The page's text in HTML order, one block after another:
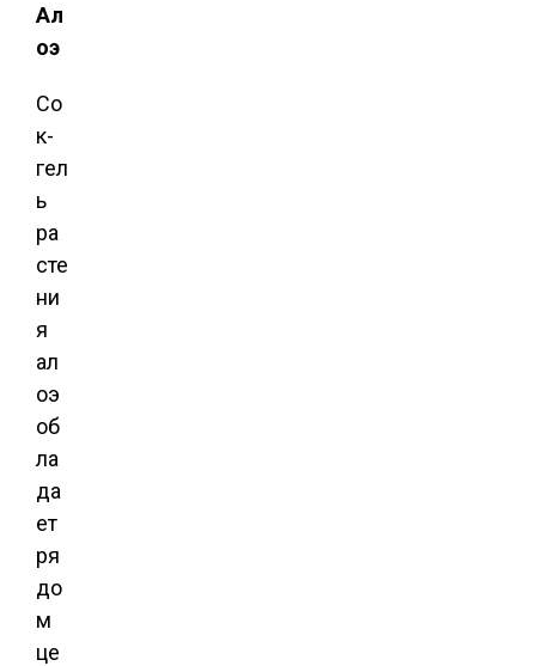
Ал
оэ
Со
к-
гел
ь
ра
сте
ни
я
ал
оэ
об
ла
да
ет
ря
до
м
це